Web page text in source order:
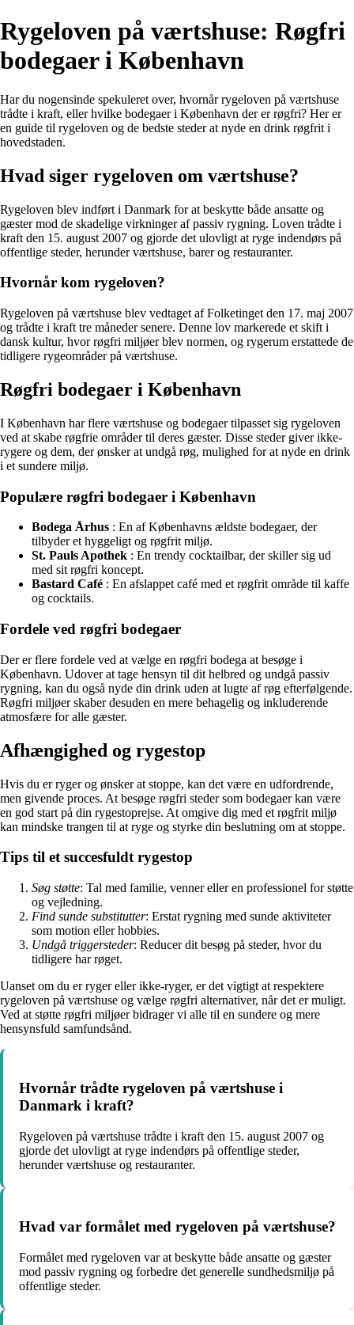
Rygeloven på værtshuse: Røgfri
bodegaer i København
Har du nogensinde spekuleret over, hvornår rygeloven på værtshuse
trådte i kraft, eller hvilke bodegaer i København der er røgfri? Her er
en guide til rygeloven og de bedste steder at nyde en drink røgfrit i
hovedstaden.
Hvad siger rygeloven om værtshuse?
Rygeloven blev indført i Danmark for at beskytte både ansatte og
gæster mod de skadelige virkninger af passiv rygning. Loven trådte i
kraft den 15. august 2007 og gjorde det ulovligt at ryge indendørs på
offentlige steder, herunder værtshuse, barer og restauranter.
Hvornår kom rygeloven?
Rygeloven på værtshuse blev vedtaget af Folketinget den 17. maj 2007
og trådte i kraft tre måneder senere. Denne lov markerede et skift i
dansk kultur, hvor røgfri miljøer blev normen, og rygerum erstattede de
tidligere rygeområder på værtshuse.
Røgfri bodegaer i København
I København har flere værtshuse og bodegaer tilpasset sig rygeloven
ved at skabe røgfrie områder til deres gæster. Disse steder giver ikke-
rygere og dem, der ønsker at undgå røg, mulighed for at nyde en drink
i et sundere miljø.
Populære røgfri bodegaer i København
Bodega Århus : En af Københavns ældste bodegaer, der
tilbyder et hyggeligt og røgfrit miljø.
St. Pauls Apothek : En trendy cocktailbar, der skiller sig ud
med sit røgfri koncept.
Bastard Café : En afslappet café med et røgfrit område til kaffe
og cocktails.
Fordele ved røgfri bodegaer
Der er flere fordele ved at vælge en røgfri bodega at besøge i
København. Udover at tage hensyn til dit helbred og undgå passiv
rygning, kan du også nyde din drink uden at lugte af røg efterfølgende.
Røgfri miljøer skaber desuden en mere behagelig og inkluderende
atmosfære for alle gæster.
Afhængighed og rygestop
Hvis du er ryger og ønsker at stoppe, kan det være en udfordrende,
men givende proces. At besøge røgfri steder som bodegaer kan være
en god start på din rygestoprejse. At omgive dig med et røgfrit miljø
kan mindske trangen til at ryge og styrke din beslutning om at stoppe.
Tips til et succesfuldt rygestop
Søg støtte: Tal med familie, venner eller en professionel for støtte
og vejledning.
Find sunde substitutter: Erstat rygning med sunde aktiviteter
som motion eller hobbies.
Undgå triggersteder: Reducer dit besøg på steder, hvor du
tidligere har røget.
Uanset om du er ryger eller ikke-ryger, er det vigtigt at respektere
rygeloven på værtshuse og vælge røgfri alternativer, når det er muligt.
Ved at støtte røgfri miljøer bidrager vi alle til en sundere og mere
hensynsfuld samfundsånd.
Hvornår trådte rygeloven på værtshuse i
Danmark i kraft?
Rygeloven på værtshuse trådte i kraft den 15. august 2007 og
gjorde det ulovligt at ryge indendørs på offentlige steder,
herunder værtshuse og restauranter.
Hvad var formålet med rygeloven på værtshuse?
Formålet med rygeloven var at beskytte både ansatte og gæster
mod passiv rygning og forbedre det generelle sundhedsmiljø på
offentlige steder.